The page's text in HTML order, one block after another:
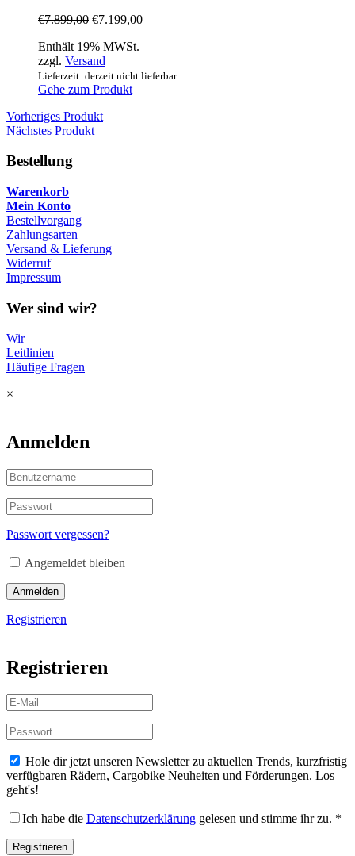
€7.899,00 Ursprünglicher
war:
€7.899,00
€7.199,00Aktueller
Enthält 19% MWSt.
zzgl. Versand
Lieferzeit: derzeit nicht lieferbar
Gehe zum Produkt
Vorheriges Produkt
Nächstes Produkt
Bestellung
Warenkorb
Mein Konto
Bestellvorgang
Zahlungsarten
Versand & Lieferung
Widerruf
Impressum
Wer sind wir?
Wir
Leitlinien
Häufige Fragen
×
Anmelden
Passwort vergessen?
Angemeldet bleiben
Anmelden
Registrieren
Registrieren
Hole dir jetzt unseren Newsletter zu aktuellen Trends, kurzfristig
verfügbaren Rädern, Cargobike Neuheiten und Förderungen. Los
geht's!
Ich habe die Datenschutzerklärung gelesen und stimme ihr zu. *
Registrieren